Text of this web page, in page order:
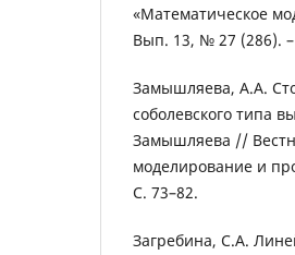
«Математическое
Вып. 13, № 27 (286). –
Замышляева, А.А.
соболевского типа
Замышляева //
моделирование и
С. 73–82.
Загребина, С.А.